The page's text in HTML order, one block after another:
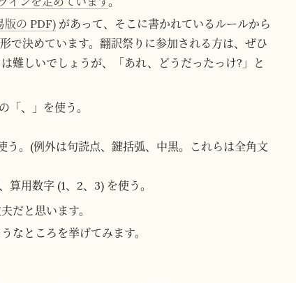
版の PDF) があって、そこに書かれているルールから
決めています。翻訳祭りに参加される方は、ぜひ
難しいでしょうが、「あれ、どうだったっけ?」と
「、」を使う。
う。(例外は句読点、鍵括弧、中黒。これらは全角文
用数字 (1、2、3) を使う。
だと思います。
なところを挙げてみます。